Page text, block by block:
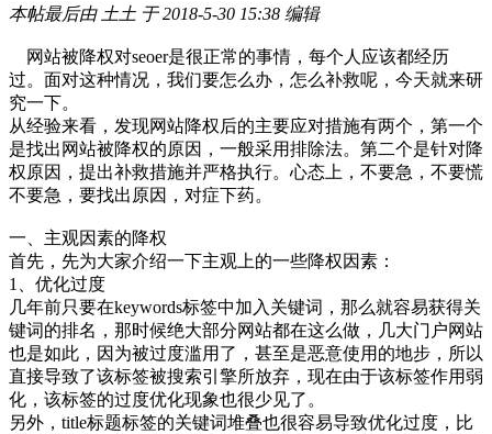
本帖最后由 土土 于 2018-5-30 15:38 编辑
网站被降权对seoer是很正常的事情，每个人应该都经历
过。面对这种情况，我们要怎么办，怎么补救呢，今天就来研
究一下。
从经验来看，发现网站降权后的主要应对措施有两个，第一个
是找出网站被降权的原因，一般采用排除法。第二个是针对降
权原因，提出补救措施并严格执行。 心态上，不要急，不要慌
不要急，要找出原因，对症下药。
一、主观因素的降权
首先，先为大家介绍一下主观上的一些降权因素：
1、优化过度
几年前只要在keywords标签中加入关键词，那么就容易获得关
键词的排名，那时候绝大部分网站都在这么做，几大门户网站
也是如此，因为被过度滥用了，甚至是恶意使用的地步，所以
直接导致了该标签被搜索引擎所放弃，现在由于该标签作用弱
化，该标签的过度优化现象也很少见了。
另外，title标题标签的关键词堆叠也很容易导致优化过度，比